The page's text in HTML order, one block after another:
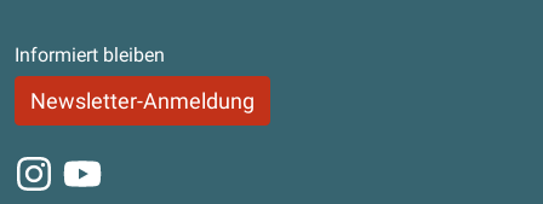
Informiert bleiben
Newsletter-Anmeldung
Instagram
Youtube